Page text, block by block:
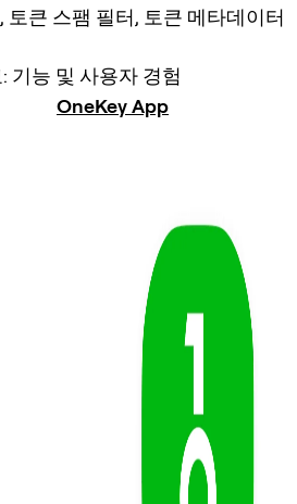
큰 스팸 필터, 토큰 메타데이터
기능 및 사용자 경험
OneKey App